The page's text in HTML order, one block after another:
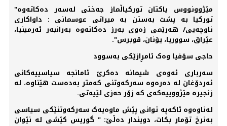
مێژوونووس یاکتان تورکیاڵماز جەختی لەسەر دەکاتەوە"
تورکیا بە پشت بەستن بە میراتی عوسمانی : داواکاری
ناوچەیی/ هەرێمی زەوی بەرز دەکاتەوە بەرانبەر ئەرمینیا،
عێراق، سووریا، یۆنان، قوبرس".
حاجی سۆفیا وەک ئامڕازێکی بەسوود
سەرباری ئەوەی شیمانە دەکرێ ئامانجە سیاسییەکانی
ئەردۆغان لە دەرەوە سەرکەوتنی کەمتر بەدەست ھێناوە، لە
زنجیرە مێژووییەکەی کە زۆر حەزی لێیەتی.
لەناوەوە ئاکەپە توانی پێش ماوەیەک سەرکەوتنێکی سیاسی
بەنرخ تۆمار بکات، دویندار دەڵێ: " گوریس کێشی لە نێوان